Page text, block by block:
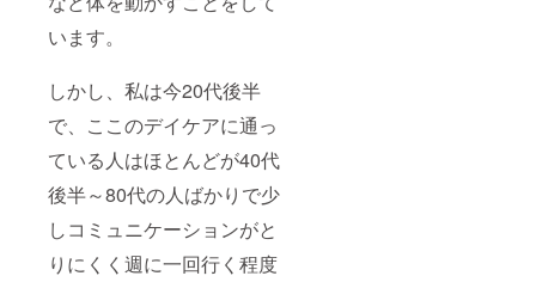
います。
しかし、私は今20代後半
で、ここのデイケアに通っ
ている人はほとんどが40代
後半～80代の人ばかりで少
しコミュニケーションがと
りにくく週に一回行く程度